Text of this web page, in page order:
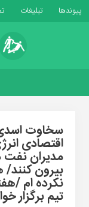
پیوندها تبلیغات
سخاوت
اقتصادی
مدیران نفت
بیرون کنند/
نکرده ام /
تیم برگزار